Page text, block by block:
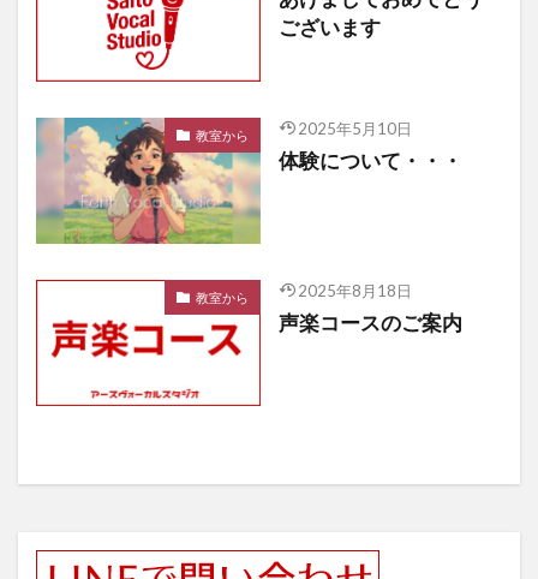
ございます
教室から 2025年5月10日
体験について・・・
教室から 2025年8月18日
声楽コースのご案内